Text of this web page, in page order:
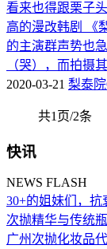
看来也得跟栗子
高的漫改韩剧 《
的主演群声势也
（哭），而拍摄
2020-03-21 梨泰
共1页/2条
快讯
NEWS FLASH
30+的姐妹们，抗
次抛精华与传统
广州次抛化妆品